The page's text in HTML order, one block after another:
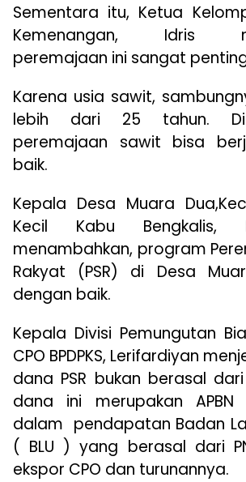
Sementara itu, Ketua
Kemenangan, Idris
peremajaan ini sangat
Karena usia sawit,
lebih dari 25 tahun.
peremajaan sawit bisa
baik.
Kepala Desa Muara
Kecil Kabu Bengkalis,
menambahkan, program
Rakyat (PSR) di Desa
dengan baik.
Kepala Divisi Pemungutan
CPO BPDPKS, Lerifardiyan
dana PSR bukan berasal
dana ini merupakan
dalam pendapatan Badan
( BLU ) yang berasal dari
ekspor CPO dan turunannya.